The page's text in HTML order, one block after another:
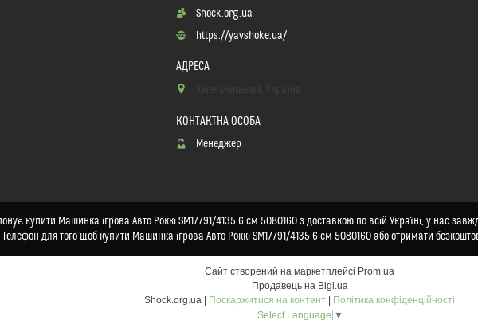
Shock.org.ua
https://yavshoke.ua/
Менеджер
купити Машинка ігрова Авто Роккі SM17791/4135 6 см 5080160 з доставкою по всій Україні, у нас
для того щоб купити Машинка ігрова Авто Роккі SM17791/4135 6 см 5080160 або отримати
Сайт створений на маркетплейсі Prom.ua
Продавець на Bigl.ua
Поскаржитися на контент
Політика конфіденційності
Select Language ▼